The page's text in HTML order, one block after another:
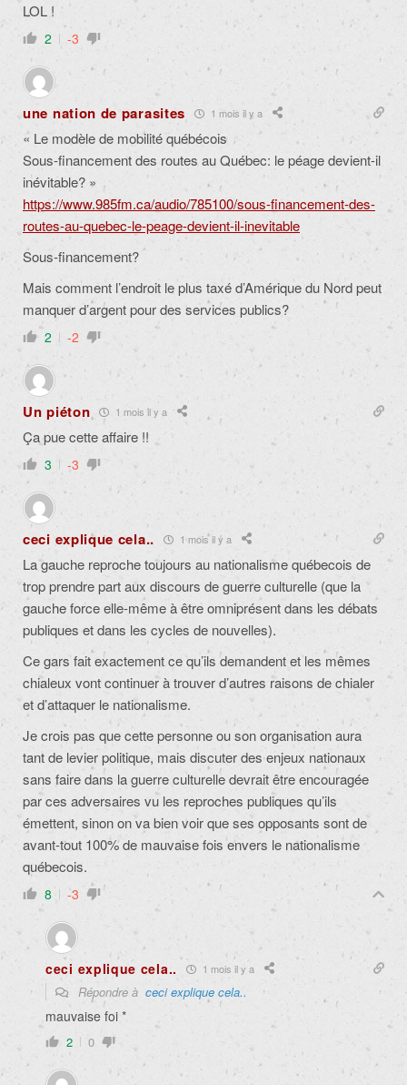
LOL !
2 -3
une nation de parasites 1 mois il y a
« Le modèle de mobilité québécois
Sous-financement des routes au Québec: le péage devient-il
inévitable? »
https://www.985fm.ca/audio/785100/sous-financement-des-
routes-au-quebec-le-peage-devient-il-inevitable
Sous-financement?
Mais comment l’endroit le plus taxé d’Amérique du Nord peut
manquer d’argent pour des services publics?
2 -2
Un piéton 1 mois il y a
Ça pue cette affaire !!
3 -3
ceci explique cela.. 1 mois il y a
La gauche reproche toujours au nationalisme québecois de
trop prendre part aux discours de guerre culturelle (que la
gauche force elle-même à être omniprésent dans les débats
publiques et dans les cycles de nouvelles).
Ce gars fait exactement ce qu’ils demandent et les mêmes
chialeux vont continuer à trouver d’autres raisons de chialer
et d’attaquer le nationalisme.
Je crois pas que cette personne ou son organisation aura
tant de levier politique, mais discuter des enjeux nationaux
sans faire dans la guerre culturelle devrait être encouragée
par ces adversaires vu les reproches publiques qu’ils
émettent, sinon on va bien voir que ses opposants sont de
avant-tout 100% de mauvaise fois envers le nationalisme
québecois.
8 -3
ceci explique cela.. 1 mois il y a
Répondre à ceci explique cela..
mauvaise foi *
2 0